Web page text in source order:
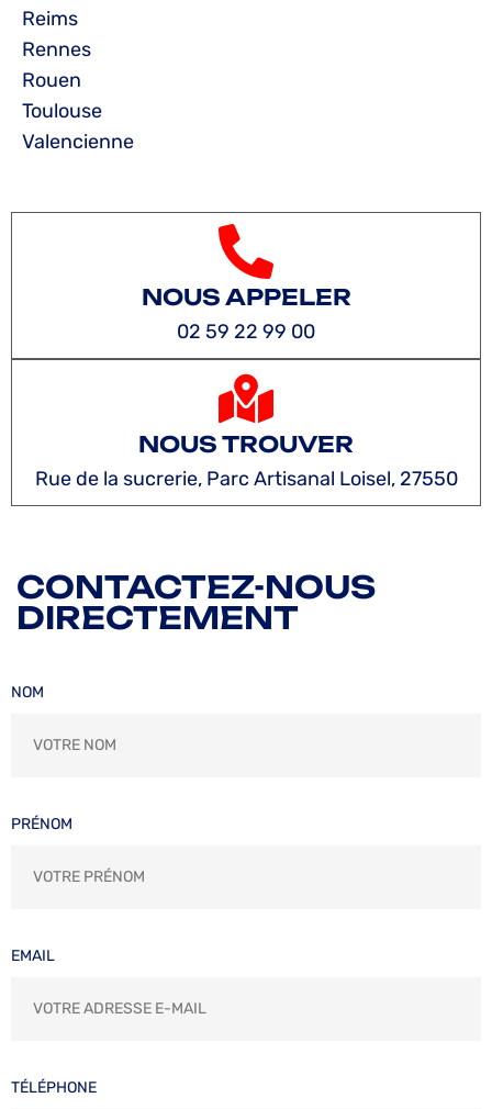
Reims
Rennes
Rouen
Toulouse
Valencienne
NOUS APPELER
02 59 22 99 00
NOUS TROUVER
Rue de la sucrerie, Parc Artisanal Loisel, 27550
CONTACTEZ-NOUS
DIRECTEMENT
NOM
PRÉNOM
EMAIL
TÉLÉPHONE